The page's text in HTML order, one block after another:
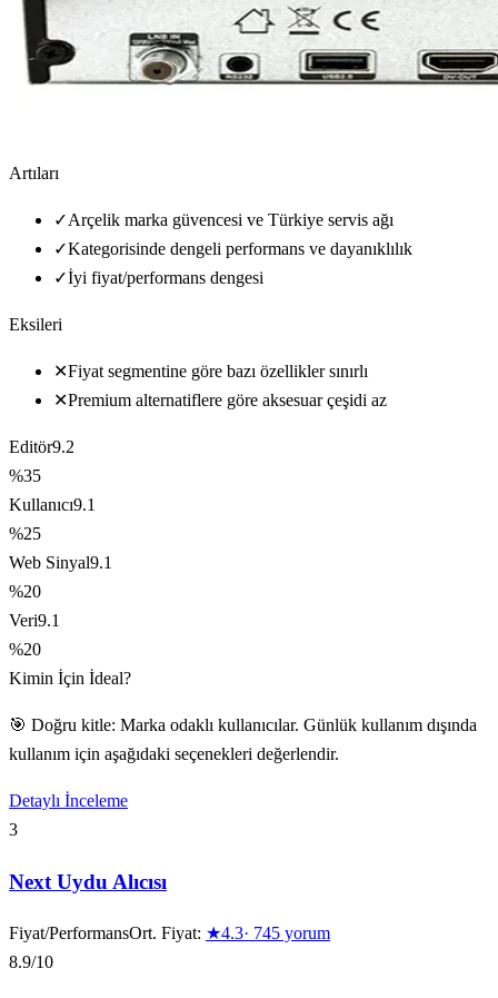
Artıları
✓Arçelik marka güvencesi ve Türkiye servis ağı
✓Kategorisinde dengeli performans ve dayanıklılık
✓İyi fiyat/performans dengesi
Eksileri
✕Fiyat segmentine göre bazı özellikler sınırlı
✕Premium alternatiflere göre aksesuar çeşidi az
Editör9.2
%35
Kullanıcı9.1
%25
Web Sinyal9.1
%20
Veri9.1
%20
Kimin İçin İdeal?
🎯 Doğru kitle: Marka odaklı kullanıcılar. Günlük kullanım dışında
kullanım için aşağıdaki seçenekleri değerlendir.
Detaylı İnceleme
3
Next Uydu Alıcısı
Fiyat/PerformansOrt. Fiyat: ★4.3· 745 yorum
8.9/10